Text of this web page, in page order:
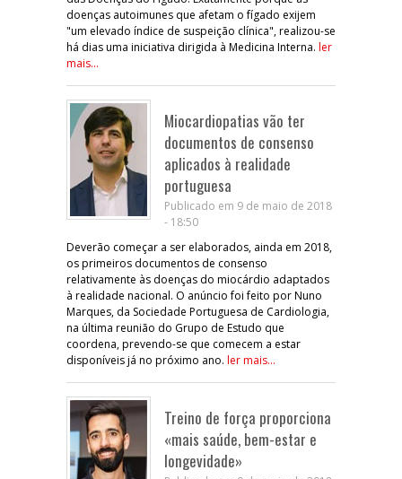
doenças autoimunes que afetam o fígado exijem
"um elevado índice de suspeição clínica", realizou-se
há dias uma iniciativa dirigida à Medicina Interna. ler
mais...
Miocardiopatias vão ter
documentos de consenso
aplicados à realidade
portuguesa
Publicado em 9 de maio de 2018
- 18:50
Deverão começar a ser elaborados, ainda em 2018,
os primeiros documentos de consenso
relativamente às doenças do miocárdio adaptados
à realidade nacional. O anúncio foi feito por Nuno
Marques, da Sociedade Portuguesa de Cardiologia,
na última reunião do Grupo de Estudo que
coordena, prevendo-se que comecem a estar
disponíveis já no próximo ano. ler mais...
Treino de força proporciona
«mais saúde, bem-estar e
longevidade»